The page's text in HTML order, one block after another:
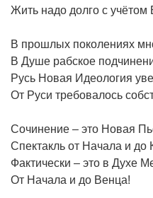
Жить надо долго с учётом
В прошлых поколениях
В Душе рабское
Русь Новая Идеология
От Руси требовалось
Сочинение – это Новая
Спектакль от Начала и до
Фактически – это в Духе
От Начала и до Венца!